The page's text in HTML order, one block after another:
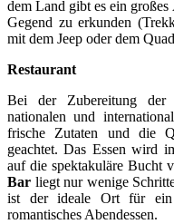
dem Land gibt es ein großes
Gegend zu erkunden
mit dem Jeep oder dem
Restaurant
Bei der Zubereitung der
nationalen und
frische Zutaten und die
geachtet. Das Essen wird
auf die spektakuläre Bucht
Bar liegt nur wenige
ist der ideale Ort für ein
romantisches Abendessen.